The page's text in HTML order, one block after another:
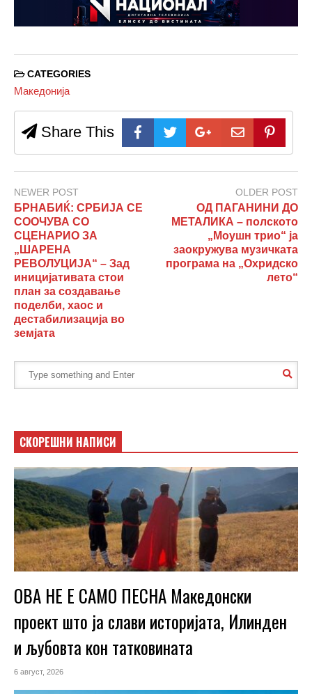
CATEGORIES
Македонија
Share This
NEWER POST
БРНАБИЌ: СРБИЈА СЕ
СООЧУВА СО
СЦЕНАРИО ЗА
„ШАРЕНА
РЕВОЛУЦИЈА“ – Зад
иницијативата стои
план за создавање
поделби, хаос и
дестабилизација во
земјата
OLDER POST
ОД ПАГАНИНИ ДО
МЕТАЛИКА – полското
„Моушн трио“ ја
заокружува музичката
програма на „Охридско
лето“
СКОРЕШНИ НАПИСИ
ОВА НЕ Е САМО ПЕСНА Македонски
проект што ја слави историјата, Илинден
и љубовта кон татковината
6 август, 2026